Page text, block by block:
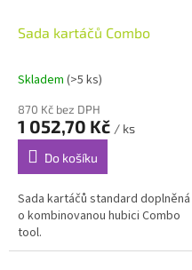
Sada kartáčů Combo
Skladem (>5 ks)
870 Kč bez DPH
1 052,70 Kč / ks
Do košíku
Sada kartáčů standard doplněná
o kombinovanou hubici Combo
tool.